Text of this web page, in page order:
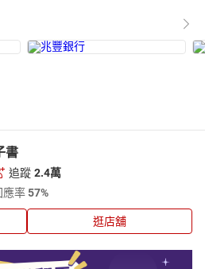
書
追蹤 2.4萬
應率57%
逛店舖